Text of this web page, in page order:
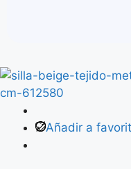
Añadir a